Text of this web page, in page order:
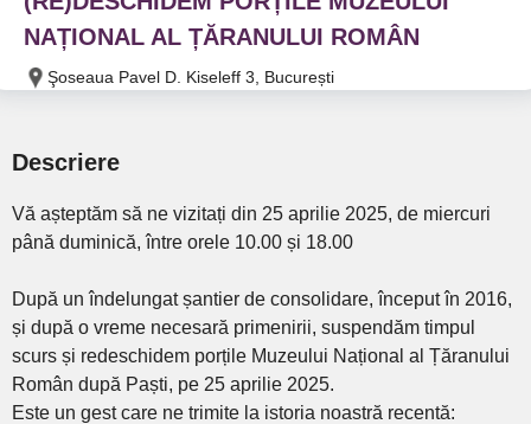
NAȚIONAL AL ȚĂRANULUI ROMÂN
Şoseaua Pavel D. Kiseleff 3, București
Descriere
Vă așteptăm să ne vizitați din 25 aprilie 2025, de miercuri
până duminică, între orele 10.00 și 18.00
După un îndelungat șantier de consolidare, început în 2016,
și după o vreme necesară primenirii, suspendăm timpul
scurs și redeschidem porțile Muzeului Național al Țăranului
Român după Paști, pe 25 aprilie 2025.
Este un gest care ne trimite la istoria noastră recentă: